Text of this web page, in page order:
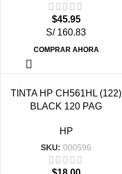
$45.95
S/ 160.83
COMPRAR AHORA
TINTA HP CH561HL (122)
BLACK 120 PAG
HP
SKU:000596